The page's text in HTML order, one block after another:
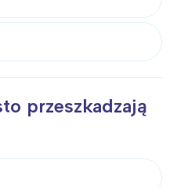
przeszkadzają